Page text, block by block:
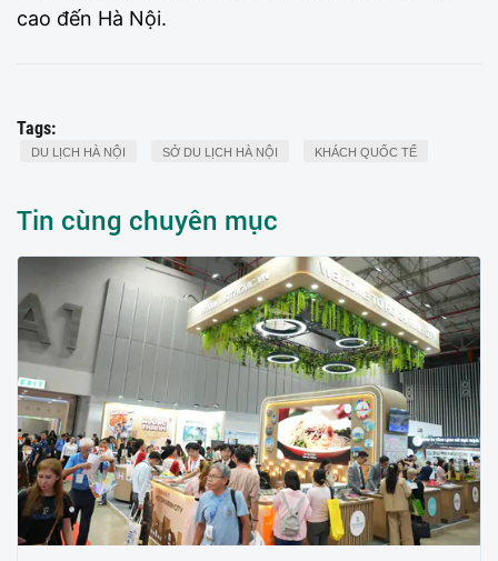
cao đến Hà Nội.
Tags:
DU LỊCH HÀ NỘI SỞ DU LỊCH HÀ NỘI KHÁCH QUỐC TẾ
Tin cùng chuyên mục